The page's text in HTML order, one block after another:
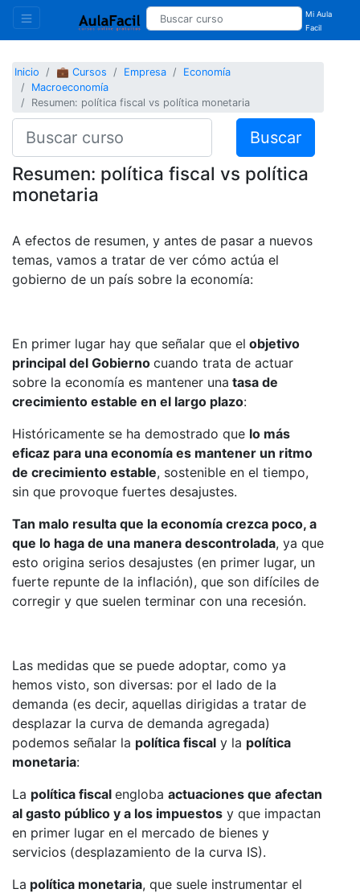
Mi Aula
Facil
Inicio 💼 Cursos Empresa
Economía
Macroeconomía
Resumen: política fiscal vs política monetaria
Buscar
Resumen: política fiscal vs política
monetaria
A efectos de resumen, y antes de pasar a nuevos
temas, vamos a tratar de ver cómo actúa el
gobierno de un país sobre la economía:
En primer lugar hay que señalar que el objetivo
principal del Gobierno cuando trata de actuar
sobre la economía es mantener una tasa de
crecimiento estable en el largo plazo:
Históricamente se ha demostrado que lo más
eficaz para una economía es mantener un ritmo
de crecimiento estable, sostenible en el tiempo,
sin que provoque fuertes desajustes.
Tan malo resulta que la economía crezca poco, a
que lo haga de una manera descontrolada, ya que
esto origina serios desajustes (en primer lugar, un
fuerte repunte de la inflación), que son difíciles de
corregir y que suelen terminar con una recesión.
Las medidas que se puede adoptar, como ya
hemos visto, son diversas: por el lado de la
demanda (es decir, aquellas dirigidas a tratar de
desplazar la curva de demanda agregada)
podemos señalar la política fiscal y la política
monetaria:
La política fiscal engloba actuaciones que afectan
al gasto público y a los impuestos y que impactan
en primer lugar en el mercado de bienes y
servicios (desplazamiento de la curva IS).
La política monetaria, que suele instrumentar el